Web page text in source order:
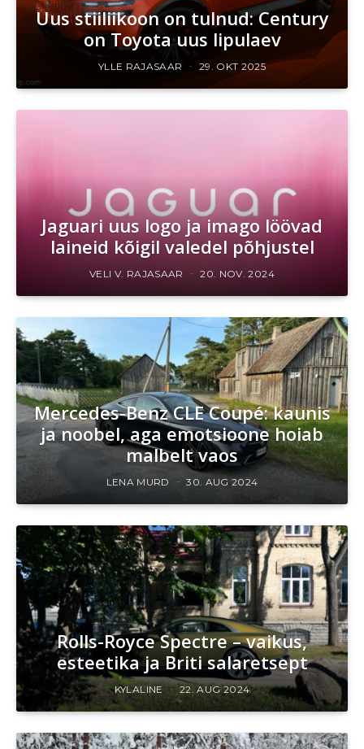
Uus stiiliikoon on tulnud: Century
on Toyota uus lipulaev
YLLE RAJASAAR 29. OKT 2025
Jaguari uus logo ja imago löövad
laineid kõigil valedel põhjustel
VELI V. RAJASAAR 20. NOV. 2024
Mercedes-Benz CLE Coupé: kaunis
ja noobel, aga emotsioone hoiab
malbelt vaos
LENA MURD 30. AUG 2024
Rolls-Royce Spectre – vaikus,
esteetika ja Briti salaretsept
KYLALINE 22. AUG 2024